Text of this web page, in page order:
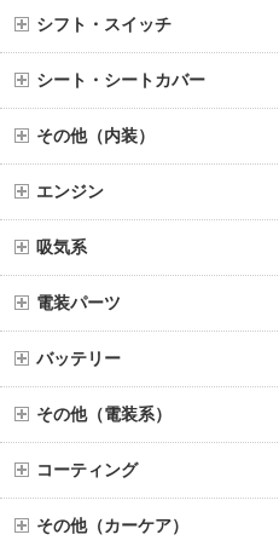
シフト・スイッチ
シート・シートカバー
その他（内装）
エンジン
吸気系
電装パーツ
バッテリー
その他（電装系）
コーティング
その他（カーケア）